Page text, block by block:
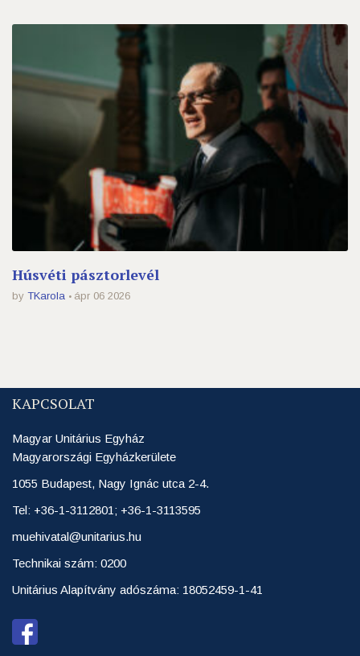
Húsvéti pásztorlevél
by TKarola ápr 06 2026
KAPCSOLAT
Magyar Unitárius Egyház
Magyarországi Egyházkerülete
1055 Budapest, Nagy Ignác utca 2-4.
Tel: +36-1-3112801; +36-1-3113595
muehivatal@unitarius.hu
Technikai szám: 0200
Unitárius Alapítvány adószáma: 18052459-1-41